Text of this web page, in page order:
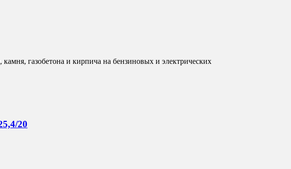
газобетона и кирпича на бензиновых и электрических
20